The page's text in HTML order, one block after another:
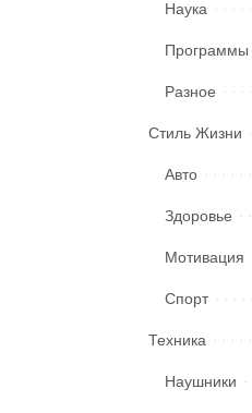
Наука
Программы
Разное
Стиль Жизни
Авто
Здоровье
Мотивация
Спорт
Техника
Наушники